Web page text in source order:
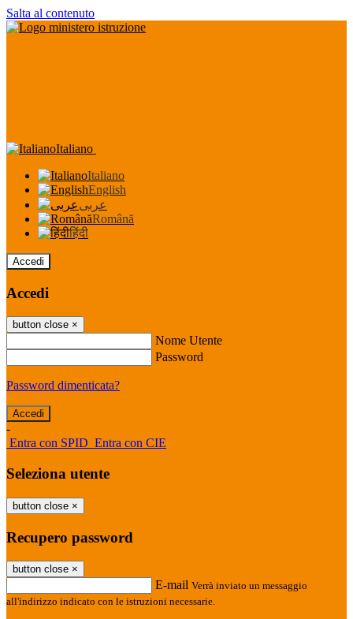
Salta al contenuto
Italiano
Italiano
English
عربى
Română
हिंदी
Accedi
Accedi
button close ×
Nome Utente
Password
Password dimenticata?
-
Entra con SPID Entra con CIE
Seleziona utente
button close ×
Recupero password
button close ×
E-mail Verrà inviato un messaggio
all'indirizzo indicato con le istruzioni necessarie.